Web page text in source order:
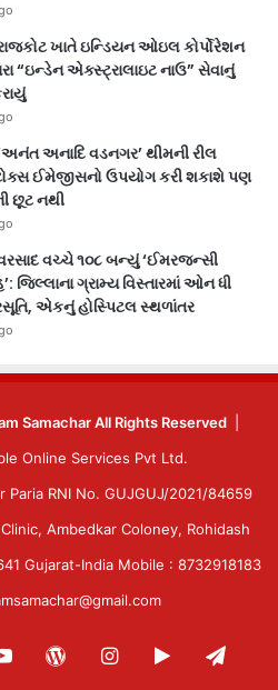
ખાતે ઇન્ડિયન ઓઇલ કોર્પોરેશન
“ઇન્ડેન એક્સ્ટ્રાલાઇટ નાઉ” સેવાનું
અનાદિ વડનગર’ થીમની રીલ
ઈમેજીસનો ઉપયોગ કરી શકાશે પણ
છૂટ નથી
વચ્ચે ૧૦૮ બન્યું ‘ઈમરજન્સી
જિલ્લાના ગ્રામ્ય વિસ્તારમાં ઓન ધી
એકનું હોસ્પિટલ સ્થળાંતર
Samachar All Rights Reserved
Online Services Pvt Ltd.
Paria RNI No. GUJGUJ/2021/84659
Ambedkar Coloney, Rohidash
Gujarat-India Mobile : 8732918183
YouTubeWordPressInstagram
Google